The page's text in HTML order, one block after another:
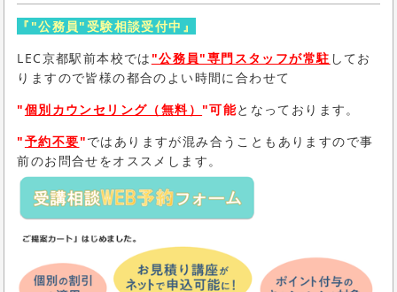
『"公務員"受験相談受付中』
LEC京都駅前本校では "公務員"専門スタッフが常駐 してお
りますので皆様の都合のよい時間に合わせて
"個別カウンセリング（無料） "可能となっております。
"予約不要"ではありますが混み合うこともありますので事
前のお問合せをオススメします。